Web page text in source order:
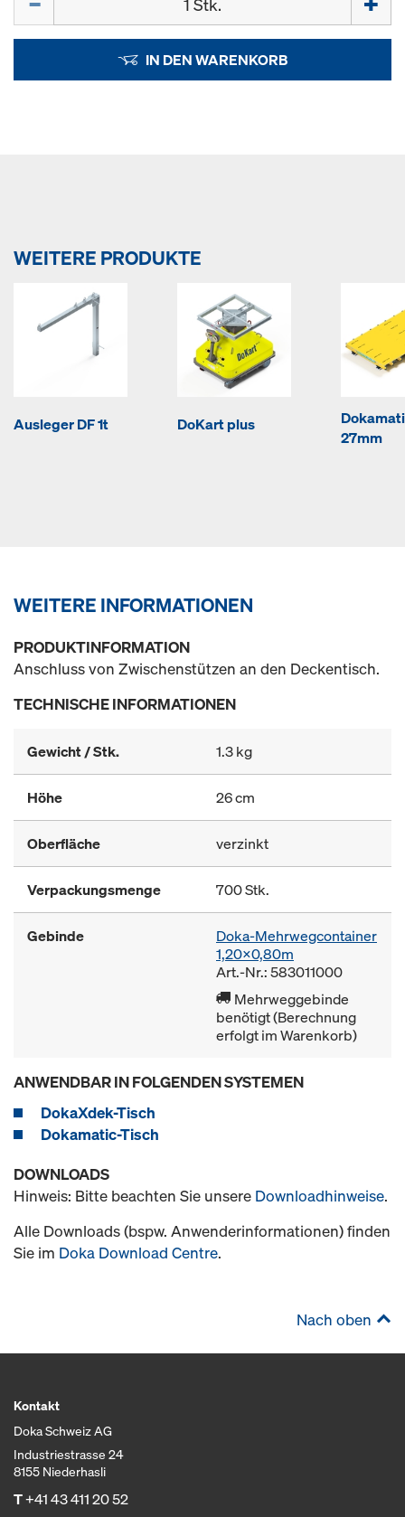
IN DEN WARENKORB
WEITERE PRODUKTE
Ausleger DF 1t DoKart plus
27mm
WEITERE INFORMATIONEN
PRODUKTINFORMATION
Anschluss von Zwischenstützen an den Deckentisch.
TECHNISCHE INFORMATIONEN
Gewicht / Stk. 1.3 kg
Höhe 26 cm
Oberfläche verzinkt
Verpackungsmenge 700 Stk.
Gebinde
Doka-Mehrwegcontainer
1,20x0,80m
Art.-Nr.: 583011000
Mehrweggebinde
benötigt (Berechnung
erfolgt im Warenkorb)
ANWENDBAR IN FOLGENDEN SYSTEMEN
DokaXdek-Tisch
Dokamatic-Tisch
DOWNLOADS
Hinweis: Bitte beachten Sie unsere Downloadhinweise.
Alle Downloads (bspw. Anwenderinformationen) finden
Sie im Doka Download Centre.
Nach oben
Kontakt
Doka Schweiz AG
Industriestrasse 24
8155 Niederhasli
T+41 43 411 20 52